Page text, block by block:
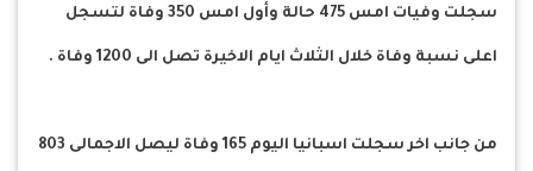
سجلت وفيات امس 475 حالة وأول امس 350 وفاة لتسجل
اعلى نسبة وفاة خلال الثلاث ايام الاخيرة تصل الى 1200 وفاة .
من جانب اخر سجلت اسبانيا اليوم 165 وفاة ليصل الاجمالى 803